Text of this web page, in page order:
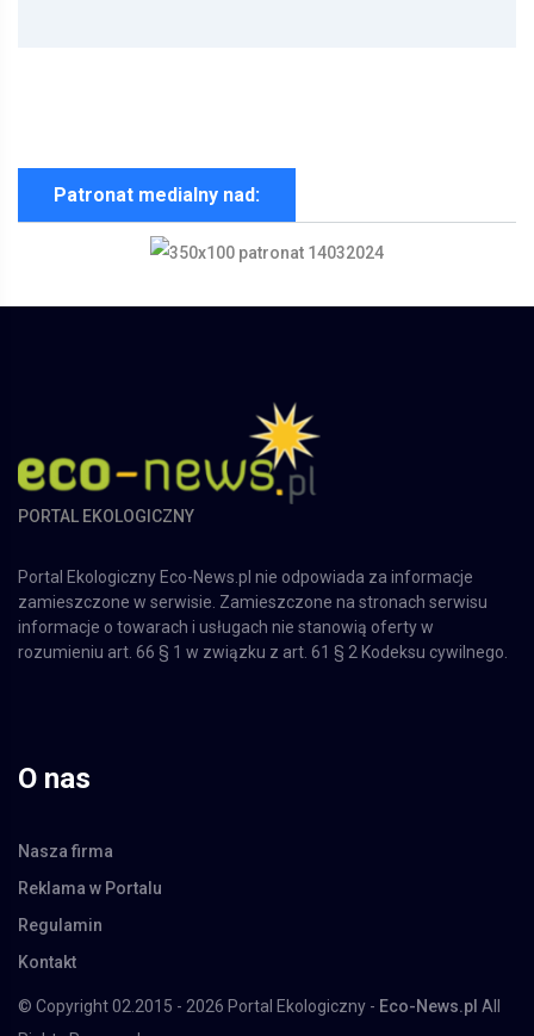
Patronat medialny nad:
PORTAL EKOLOGICZNY
Portal Ekologiczny Eco-News.pl nie odpowiada za informacje
zamieszczone w serwisie. Zamieszczone na stronach serwisu
informacje o towarach i usługach nie stanowią oferty w
rozumieniu art. 66 § 1 w związku z art. 61 § 2 Kodeksu cywilnego.
O nas
Nasza firma
Reklama w Portalu
Regulamin
Kontakt
© Copyright 02.2015 - 2026 Portal Ekologiczny - Eco-News.pl All